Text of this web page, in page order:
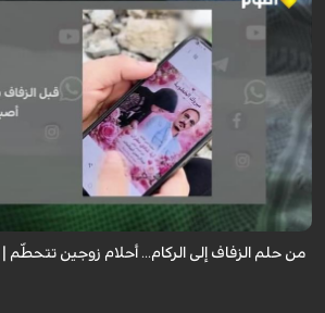
رواية مؤثرة لعروس من غزة كانت تستعد ليوم
وملابس وجهاز العرس، لكن قبل ساعات من الموعد
ليفقدا كل شيء ...
من حلم الزفاف إلى الركام... أحلام زوجين